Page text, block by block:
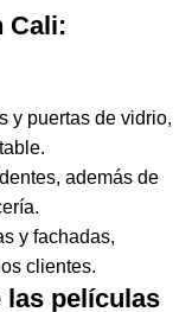
Cali:
y puertas de vidrio,
además de
y fachadas,
clientes.
las películas